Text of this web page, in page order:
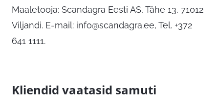
Maaletooja: Scandagra Eesti AS, Tähe 13, 71012
Viljandi. E-mail: info@scandagra.ee, Tel. +372
641 1111.
Kliendid vaatasid samuti